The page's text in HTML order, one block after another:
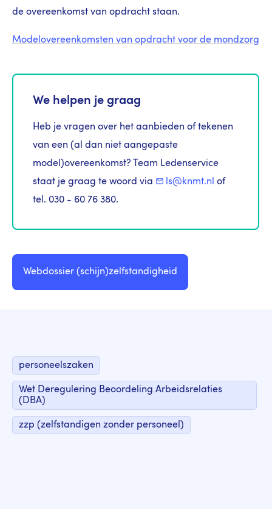
de overeenkomst van opdracht staan.
Modelovereenkomsten van opdracht voor de mondzorg
We helpen je graag
Heb je vragen over het aanbieden of tekenen
van een (al dan niet aangepaste
model)overeenkomst? Team Ledenservice
staat je graag te woord via
ls@knmt.nl of
tel. 030 - 60 76 380.
Webdossier (schijn)zelfstandigheid
personeelszaken
Wet Deregulering Beoordeling Arbeidsrelaties
(DBA)
zzp (zelfstandigen zonder personeel)